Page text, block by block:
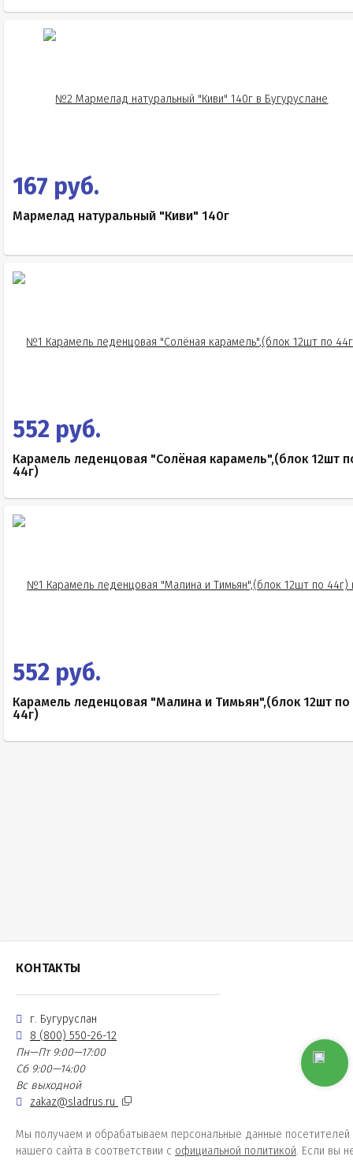
167 руб.
Мармелад натуральный "Киви" 140г
552 руб.
Карамель леденцовая "Солёная карамель",(блок 12шт
44г)
552 руб.
Карамель леденцовая "Малина и Тимьян",(блок 12шт по
44г)
КОНТАКТЫ
г. Бугуруслан
8 (800) 550-26-12
Пн—Пт 9:00—17:00
Сб 9:00—14:00
Вс выходной
zakaz@sladrus.ru
Мы получаем и обрабатываем персональные данные посетителей
нашего сайта в соответствии с официальной политикой. Если вы